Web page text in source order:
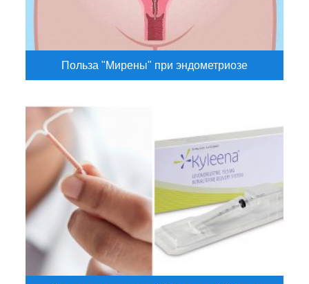
Польза "Мирены" при эндометриозе